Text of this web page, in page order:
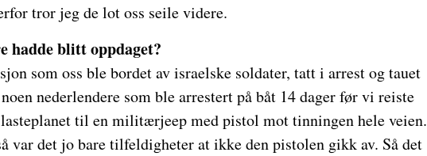
tror jeg de lot oss seile videre.
hadde blitt oppdaget?
som oss ble bordet av israelske soldater, tatt i arrest og tauet
nederlendere som ble arrestert på båt 14 dager før vi reiste
til en militærjeep med pistol mot tinningen hele veien.
var det jo bare tilfeldigheter at ikke den pistolen gikk av. Så det